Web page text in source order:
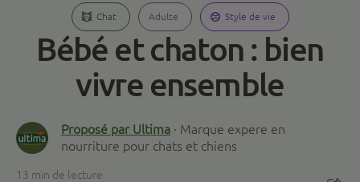
Chat Adulte Style de vie
Bébé et chaton : bien
vivre ensemble
Proposé par Ultima · Marque expere en
nourriture pour chats et chiens
13 min de lecture